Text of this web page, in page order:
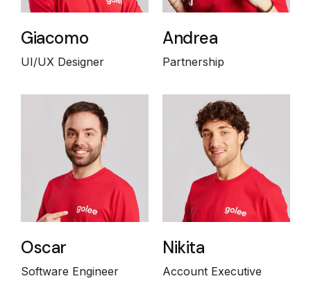
Giacomo
UI/UX Designer
Andrea
Partnership
Oscar
Software Engineer
Nikita
Account Executive